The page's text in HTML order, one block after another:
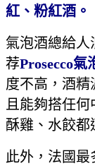
紅、粉紅酒。
氣泡酒總給人
荐Prosecco氣
度不高，酒精
且能夠搭任
酥雞、水餃都
此外，法國最